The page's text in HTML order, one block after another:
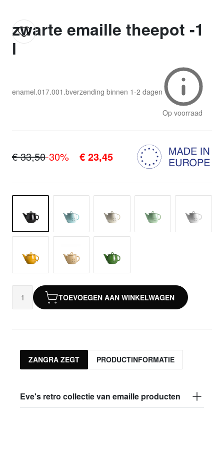
zwarte emaille theepot -1
l
enamel.017.001.bverzending binnen 1-2 dagen
Op voorraad
€ 33,50-30% € 23,45
TOEVOEGEN AAN WINKELWAGEN
ZANGRA ZEGT PRODUCTINFORMATIE
Eve's retro collectie van emaille producten